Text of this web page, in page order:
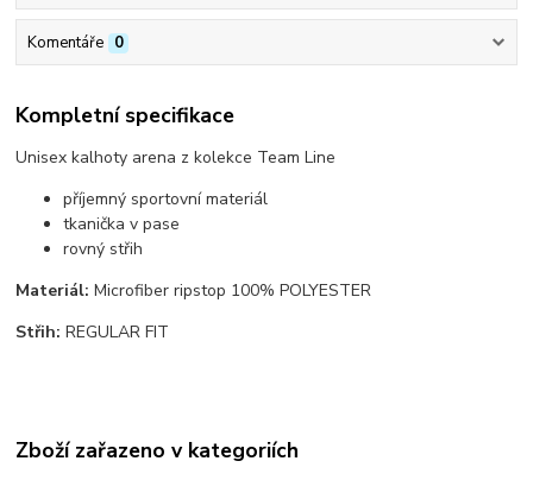
Komentáře 0
Kompletní specifikace
Unisex kalhoty arena z kolekce Team Line
příjemný sportovní materiál
tkanička v pase
rovný střih
Materiál:Microfiber ripstop 100% POLYESTER
Střih:REGULAR FIT
Zboží zařazeno v kategoriích